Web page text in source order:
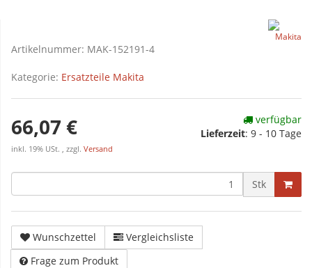
Artikelnummer: MAK-152191-4
Kategorie: Ersatzteile Makita
66,07 €
inkl. 19% USt. , zzgl. Versand
verfügbar
Lieferzeit: 9 - 10 Tage
Stk
Wunschzettel
Vergleichsliste
Frage zum Produkt